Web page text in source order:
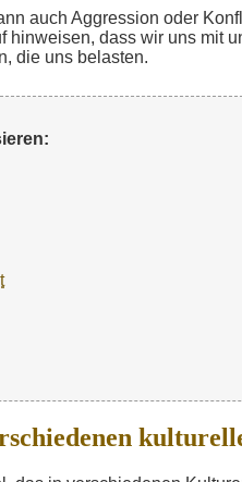
auch Aggression oder
hinweisen, dass wir uns mit
die uns belasten.